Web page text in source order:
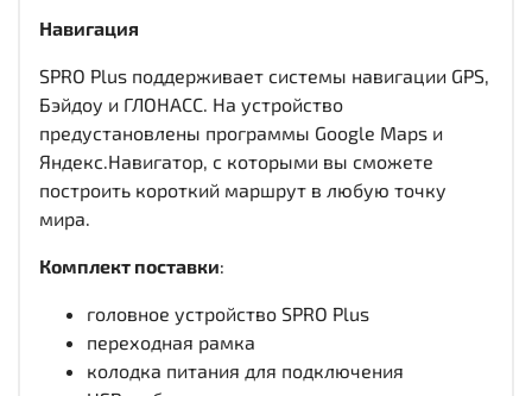
Навигация
SPRO Plus поддерживает системы навигации GPS,
Бэйдоу и ГЛОНАСС. На устройство
предустановлены программы Google Maps и
Яндекс.Навигатор, с которыми вы сможете
построить короткий маршрут в любую точку
мира.
Комплект поставки:
головное устройство SPRO Plus
переходная рамка
колодка питания для подключения